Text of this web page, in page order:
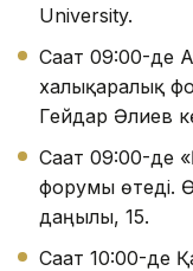
University.
Сағат 09:00-де
халықаралық
Гейдар Әлиев
Сағат 09:00-де
форумы өтеді.
даңғылы, 15.
Сағат 10:00-де